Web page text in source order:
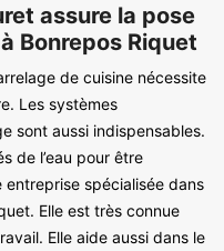
assure la pose
Bonrepos Riquet
de cuisine nécessite
Les systèmes
sont aussi indispensables.
de l’eau pour être
spécialisée dans
Elle est très connue
Elle aide aussi dans le